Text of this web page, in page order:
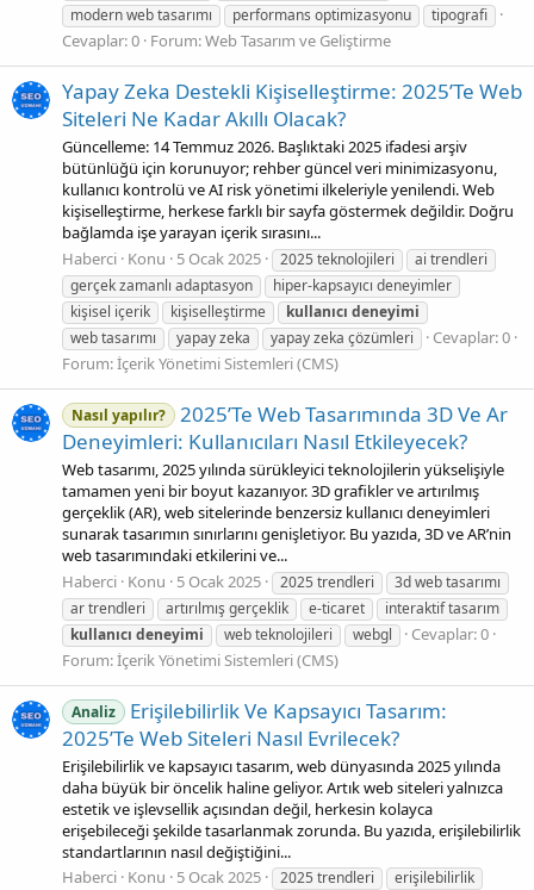
modern web tasarımı
performans optimizasyonu tipografi
Cevaplar: 0 Forum:Web Tasarım ve Geliştirme
Yapay Zeka Destekli Kişiselleştirme: 2025’Te Web
Siteleri Ne Kadar Akıllı Olacak?
Güncelleme: 14 Temmuz 2026. Başlıktaki 2025 ifadesi arşiv
bütünlüğü için korunuyor; rehber güncel veri minimizasyonu,
kullanıcı kontrolü ve AI risk yönetimi ilkeleriyle yenilendi. Web
kişiselleştirme, herkese farklı bir sayfa göstermek değildir. Doğru
bağlamda işe yarayan içerik sırasını...
Haberci Konu 5 Ocak 2025 2025 teknolojileri
ai trendleri
gerçek zamanlı adaptasyon
hiper-kapsayıcı deneyimler
kişisel içerik
kişiselleştirme kullanıcı deneyimi
web tasarımı
yapay zeka yapay zeka çözümleri
Cevaplar: 0
Forum:İçerik Yönetimi Sistemleri (CMS)
Nasıl yapılır?
2025’Te Web Tasarımında 3D Ve Ar
Deneyimleri: Kullanıcıları Nasıl Etkileyecek?
Web tasarımı, 2025 yılında sürükleyici teknolojilerin yükselişiyle
tamamen yeni bir boyut kazanıyor. 3D grafikler ve artırılmış
gerçeklik (AR), web sitelerinde benzersiz kullanıcı deneyimleri
sunarak tasarımın sınırlarını genişletiyor. Bu yazıda, 3D ve AR’nin
web tasarımındaki etkilerini ve...
Haberci Konu 5 Ocak 2025 2025 trendleri
3d web tasarımı
ar trendleri
artırılmış gerçeklik e-ticaret
interaktif tasarım
kullanıcı deneyimi web teknolojileri webgl
Cevaplar: 0
Forum:İçerik Yönetimi Sistemleri (CMS)
Analiz
Erişilebilirlik Ve Kapsayıcı Tasarım:
2025’Te Web Siteleri Nasıl Evrilecek?
Erişilebilirlik ve kapsayıcı tasarım, web dünyasında 2025 yılında
daha büyük bir öncelik haline geliyor. Artık web siteleri yalnızca
estetik ve işlevsellik açısından değil, herkesin kolayca
erişebileceği şekilde tasarlanmak zorunda. Bu yazıda, erişilebilirlik
standartlarının nasıl değiştiğini...
Haberci Konu 5 Ocak 2025 2025 trendleri
erişilebilirlik